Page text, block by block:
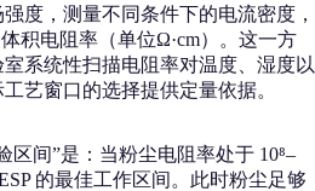
度，测量不同条件下的电流密度，
积电阻率（单位Ω·cm）。这一方
系统性扫描电阻率对温度、湿度以
艺窗口的选择提供定量依据。
区间”是：当粉尘电阻率处于 10⁸–
的最佳工作区间。此时粉尘足够